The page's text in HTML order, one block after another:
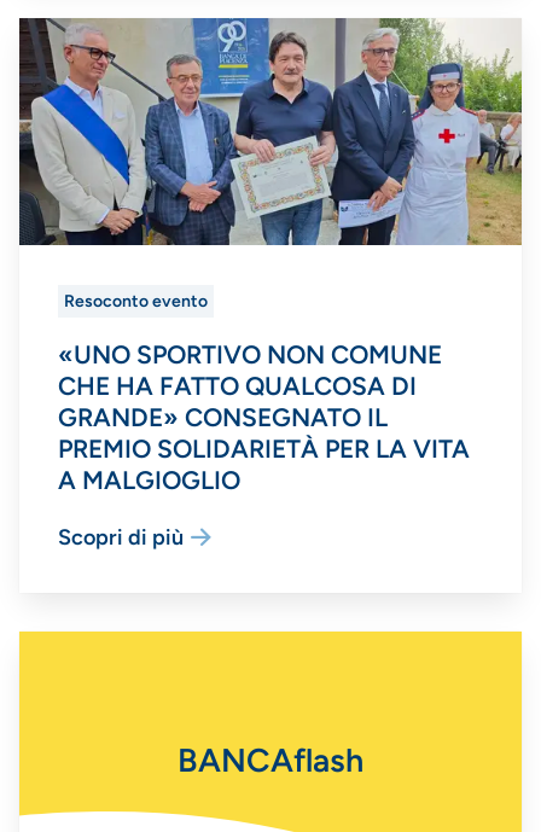
Resoconto evento
«UNO SPORTIVO NON COMUNE
CHE HA FATTO QUALCOSA DI
GRANDE» CONSEGNATO IL
PREMIO SOLIDARIETÀ PER LA VITA
A MALGIOGLIO
Scopri di più
BANCAflash